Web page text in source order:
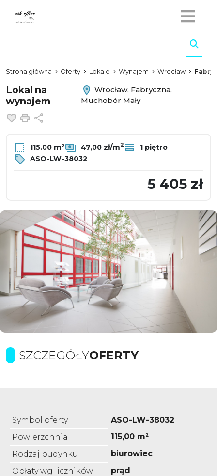
Strona główna Oferty Lokale Wynajem Wrocław
Lokal na
wynajem
Wrocław, Fabryczna,
Muchobór Mały
Dodaj do ulubionych
Drukuj
115.00 m² 47,00 zł/m2
1 piętro
ASO-LW-38032
5 405 zł
SZCZEGÓŁYOFERTY
Symbol oferty
ASO-LW-38032
Powierzchnia
115,00 m²
Rodzaj budynku
biurowiec
Opłaty wg liczników
prąd